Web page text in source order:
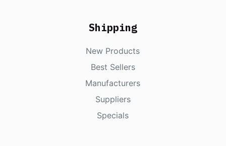
Shipping
New Products
Best Sellers
Manufacturers
Suppliers
Specials